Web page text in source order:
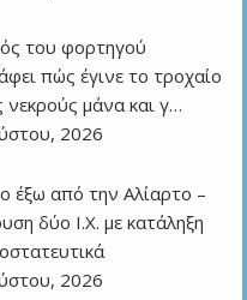
του φορτηγού
πώς έγινε το τροχαίο
νεκρούς μάνα και γ…
2026
έξω από την Αλίαρτο –
δύο Ι.Χ. με κατάληξη
2026